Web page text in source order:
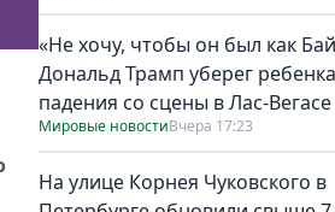
«Не хочу, чтобы он был как
Дональд Трамп уберег
падения со сцены в Лас-Вегасе
Мировые новостиВчера 17:23
На улице Корнея Чуковского в